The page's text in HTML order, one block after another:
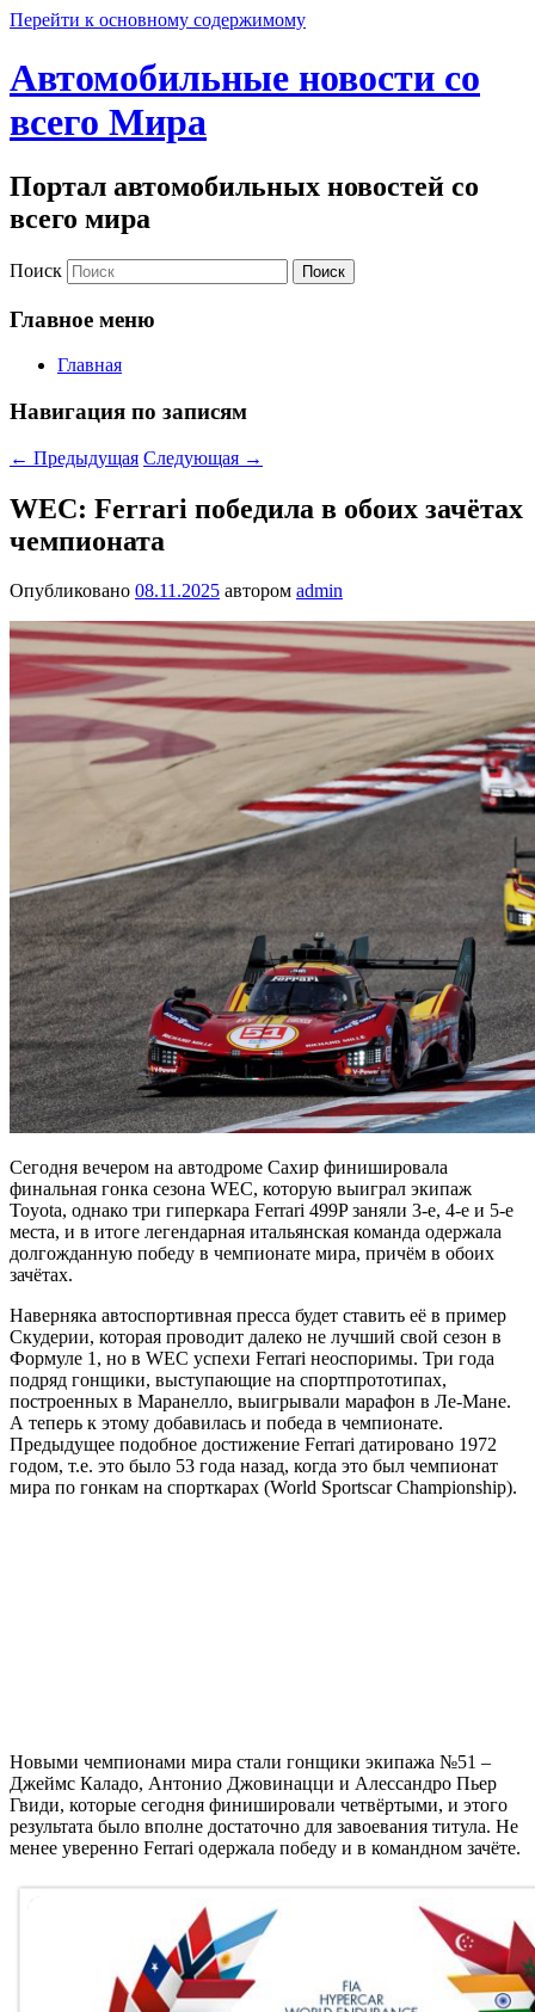
Перейти к основному содержимому
Автомобильные новости со
всего Мира
Портал автомобильных новостей со
всего мира
Поиск
Главное меню
Главная
Навигация по записям
← Предыдущая Следующая →
WEC: Ferrari победила в обоих зачётах
чемпионата
Опубликовано 08.11.2025 автором admin
Сегодня вечером на автодроме Сахир финишировала
финальная гонка сезона WEC, которую выиграл экипаж
Toyota, однако три гиперкара Ferrari 499P заняли 3-е, 4-е и 5-е
места, и в итоге легендарная итальянская команда одержала
долгожданную победу в чемпионате мира, причём в обоих
зачётах.
Наверняка автоспортивная пресса будет ставить её в пример
Скудерии, которая проводит далеко не лучший свой сезон в
Формуле 1, но в WEC успехи Ferrari неоспоримы. Три года
подряд гонщики, выступающие на спортпрототипах,
построенных в Маранелло, выигрывали марафон в Ле-Мане.
А теперь к этому добавилась и победа в чемпионате.
Предыдущее подобное достижение Ferrari датировано 1972
годом, т.е. это было 53 года назад, когда это был чемпионат
мира по гонкам на спорткарах (World Sportscar Championship).
Новыми чемпионами мира стали гонщики экипажа №51 –
Джеймс Каладо, Антонио Джовинацци и Алессандро Пьер
Гвиди, которые сегодня финишировали четвёртыми, и этого
результата было вполне достаточно для завоевания титула. Не
менее уверенно Ferrari одержала победу и в командном зачёте.